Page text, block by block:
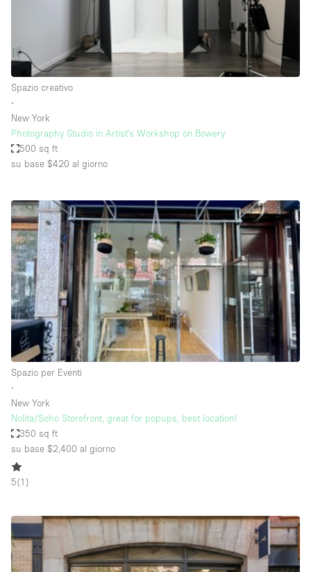
Imbarcazione
Magazzino
Negozio in centro commerciale
Sala conferenze
Sala riunioni
Spazio creativo
Spazio hall
Spazio per Eventi
Spazio pubblicitario
Spazio unico
Stand / Bancarella
Stand / Chiosco / Stand
Studio fotografico / riprese
Uffici
Villa / Casa
Accesso per disabili
Ampia Porta d'Ingresso
Spazio creativo
∙
New York
Photography Studio in Artist's Workshop on Bowery
500 sq ft
su base $420 al giorno
Spazio per Eventi
∙
New York
Nolita/Soho Storefront, great for popups, best location!
350 sq ft
su base $2,400 al giorno
5(1 )